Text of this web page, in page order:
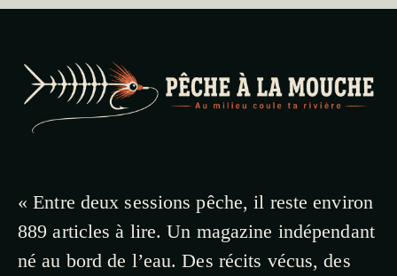
« Entre deux sessions pêche, il reste environ
889 articles à lire. Un magazine indépendant
né au bord de l’eau. Des récits vécus, des